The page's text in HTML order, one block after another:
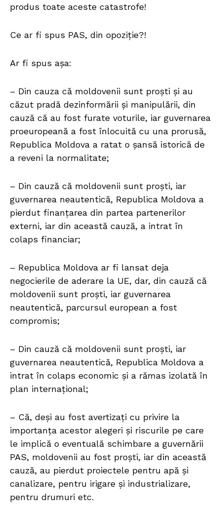
produs toate aceste catastrofe!
Ce ar fi spus PAS, din opoziție?!
Ar fi spus așa:
– Din cauza că moldovenii sunt proști și au
căzut pradă dezinformării și manipulării, din
cauză că au fost furate voturile, iar guvernarea
proeuropeană a fost înlocuită cu una prorusă,
Republica Moldova a ratat o șansă istorică de
a reveni la normalitate;
– Din cauză că moldovenii sunt proști, iar
guvernarea neautentică, Republica Moldova a
pierdut finanțarea din partea partenerilor
externi, iar din această cauză, a intrat în
colaps financiar;
– Republica Moldova ar fi lansat deja
negocierile de aderare la UE, dar, din cauză că
moldovenii sunt proști, iar guvernarea
neautentică, parcursul european a fost
compromis;
– Din cauză că moldovenii sunt proști, iar
guvernarea neautentică, Republica Moldova a
intrat în colaps economic și a rămas izolată în
plan internațional;
– Că, deși au fost avertizați cu privire la
importanța acestor alegeri și riscurile pe care
le implică o eventuală schimbare a guvernării
PAS, moldovenii au fost proști, iar din această
cauză, au pierdut proiectele pentru apă și
canalizare, pentru irigare și industrializare,
pentru drumuri etc.